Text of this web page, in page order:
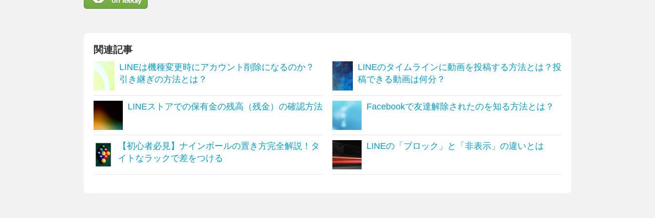
関連記事
LINEは機種変更時にアカウント削除になるのか？
引き継ぎの方法とは？
LINEのタイムラインに動画を投稿する方法とは？投
稿できる動画は何分？
LINEストアでの保有金の残高（残金）の確認方法 Facebookで友達解除されたのを知る方法とは？
【初心者必見】ナインボールの置き方完全解説！タ
イトなラックで差をつける
LINEの「ブロック」と「非表示」の違いとは